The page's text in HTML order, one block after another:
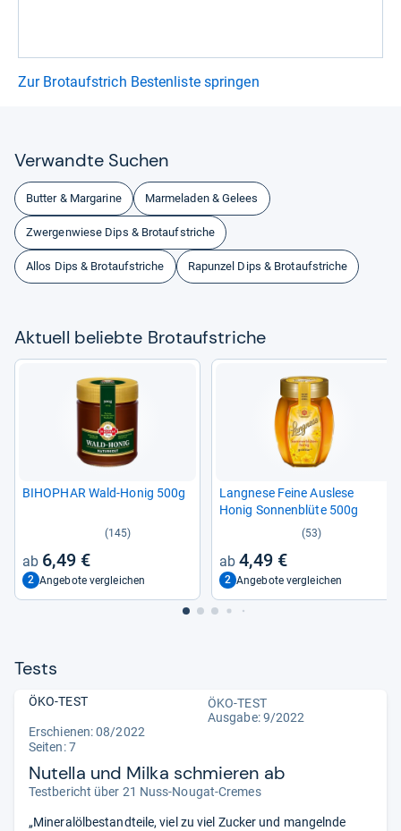
Zur Brotaufstrich Bestenliste springen
Ver­wandte Suchen
Butter & Margarine Marmeladen & Gelees
Zwergenwiese Dips & Brotaufstriche
Allos Dips & Brotaufstriche Rapunzel Dips & Brotaufstriche
Aktu­ell beliebte Brot­auf­stri­che
BIHO­PHAR Wald-​Honig 500g
(145)
6,49 €
2 Angebote vergleichen
Lang­nese Feine Aus­lese
Honig Son­nen­blüte 500g
(53)
4,49 €
2 Angebote vergleichen
Tests
ÖKO-TEST
ÖKO-TEST
Ausgabe: 9/2022
Erschienen: 08/2022
Seiten: 7
Nutella und Milka schmieren ab
Testbericht über 21 Nuss-Nougat-Cremes
„Mineralölbestandteile, viel zu viel Zucker und mangelnde